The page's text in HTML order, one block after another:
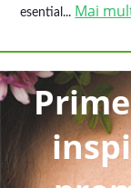
esential... Mai